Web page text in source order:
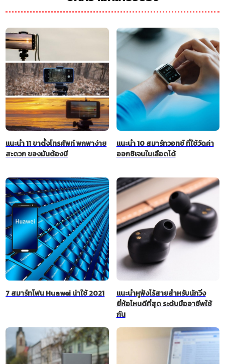
แนะนำ 11 ขาตั้งโทรศัพท์ พกพาง่าย
สะดวก ของมันต้องมี
แนะนำ 10 สมาร์ทวอทช์ ที่ใช้วัดค่า
ออกซิเจนในเลือดได้
7 สมาร์ทโฟน Huawei น่าใช้ 2021
แนะนำหูฟังไร้สายสำหรับนักวิ่ง
ยี่ห้อไหนดีที่สุด ระดับมืออาชีพใช้
กัน